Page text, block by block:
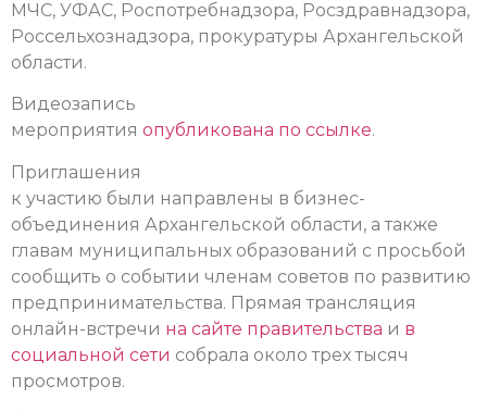
МЧС, УФАС, Роспотребнадзора, Росздравнадзора,
Россельхознадзора, прокуратуры Архангельской
области.
Видеозапись
мероприятия опубликована по ссылке.
Приглашения
к участию были направлены в бизнес-
объединения Архангельской области, а также
главам муниципальных образований с просьбой
сообщить о событии членам советов по развитию
предпринимательства. Прямая трансляция
онлайн-встречи на сайте правительства и в
социальной сети собрала около трех тысяч
просмотров.